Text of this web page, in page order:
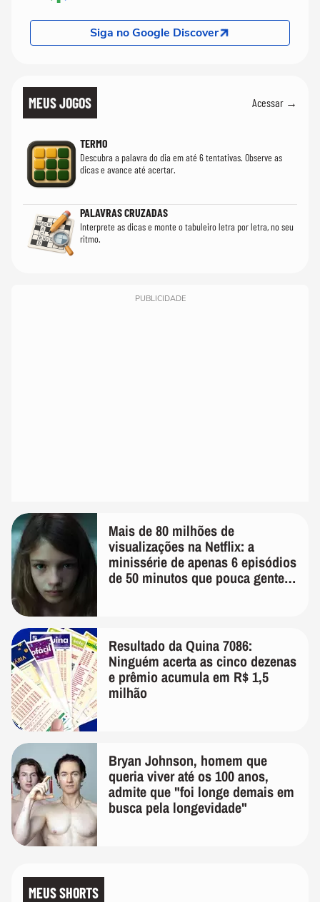
Siga no Google Discover
MEUS JOGOS Acessar →
TERMO
Descubra a palavra do dia em até 6 tentativas. Observe as
dicas e avance até acertar.
PALAVRAS CRUZADAS
Interprete as dicas e monte o tabuleiro letra por letra, no seu
ritmo.
PUBLICIDADE
Mais de 80 milhões de
visualizações na Netflix: a
minissérie de apenas 6 episódios
de 50 minutos que pouca gente
Resultado da Quina 7086:
Ninguém acerta as cinco dezenas
e prêmio acumula em R$ 1,5
milhão
Bryan Johnson, homem que
queria viver até os 100 anos,
admite que "foi longe demais em
busca pela longevidade"
MEUS SHORTS